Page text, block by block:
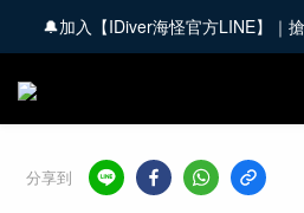
🚚 全館商品滿 $3,000 享免
🔔加入【IDiver海怪官方LINE】｜
🚚 全館商品滿 $3,000 享免
分享到